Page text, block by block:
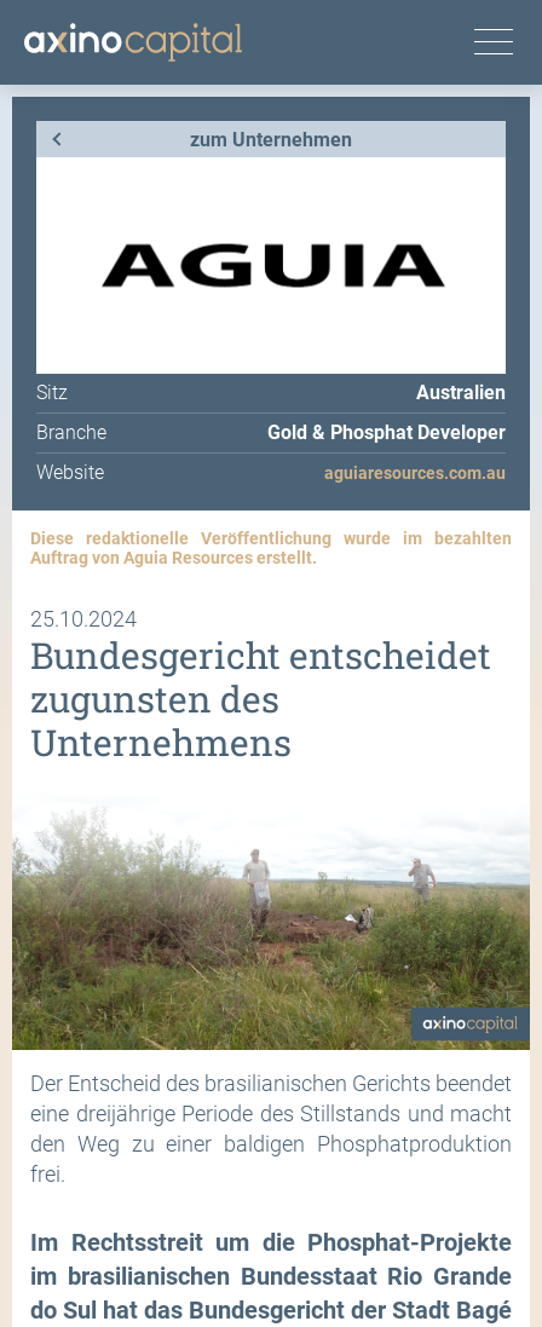
zum Unternehmen
Sitz
Australien
Branche
Gold & Phosphat Developer
Website
aguiaresources.com.au
Diese redaktionelle Veröffentlichung wurde im bezahlten
Auftrag von Aguia Resources erstellt.
25.10.2024
Bundesgericht entscheidet
zugunsten des
Unternehmens
Der Entscheid des brasilianischen Gerichts beendet
eine dreijährige Periode des Stillstands und macht
den Weg zu einer baldigen Phosphatproduktion
frei.
Im Rechtsstreit um die Phosphat-Projekte
im brasilianischen Bundesstaat Rio Grande
do Sul hat das Bundesgericht der Stadt Bagé